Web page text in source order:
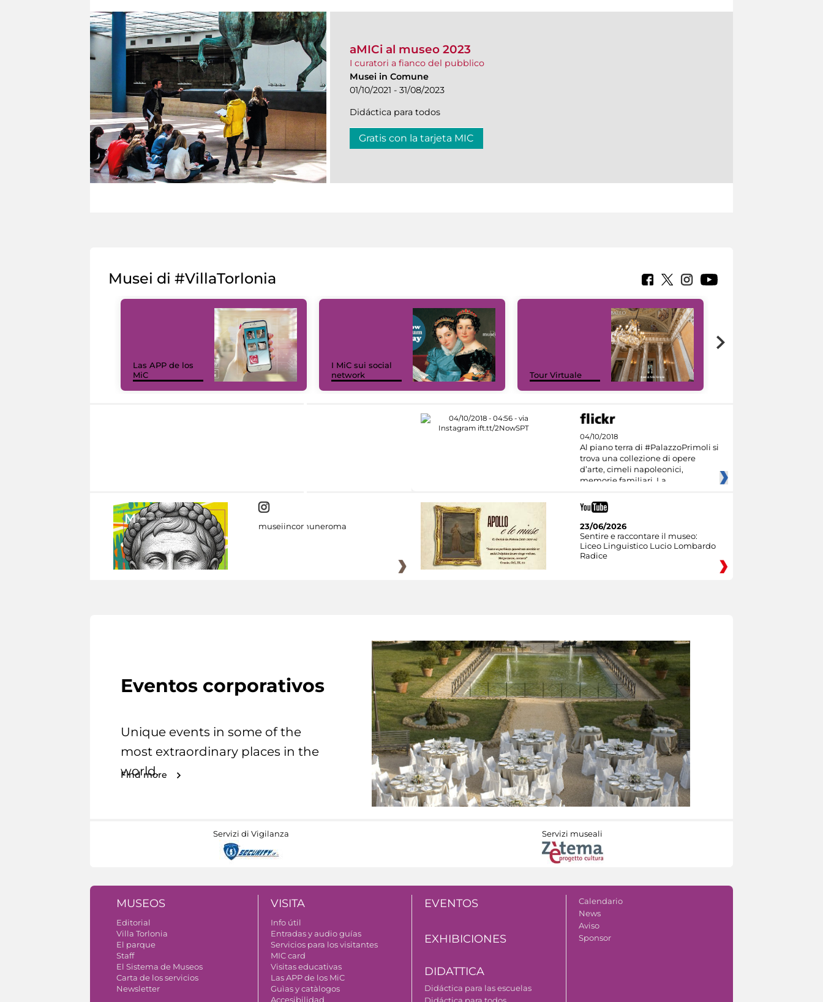
aMICi al museo 2023
I curatori a fianco del pubblico
Musei in Comune
01/10/2021 - 31/08/2023
Didáctica para todos
Gratis con la tarjeta MIC
Musei di #VillaTorlonia
Las APP de los
MiC
I MiC sui social
network
Tour Virtuale
04/10/2018
Al piano terra di #PalazzoPrimoli si
trova una collezione di opere
d’arte, cimeli napoleonici,
memorie familiari. La
museiincomuneroma
23/06/2026
Sentire e raccontare il museo:
Liceo Linguistico Lucio Lombardo
Radice
Eventos corporativos
Unique events in some of the
most extraordinary places in the
world.
Find more
Servizi di Vigilanza Servizi museali
MUSEOS
Editorial
Villa Torlonia
El parque
Staff
El Sistema de Museos
Carta de los servicios
Newsletter
VISITA
Info útil
Entradas y audio guías
Servicios para los visitantes
MIC card
Visitas educativas
Las APP de los MiC
Guìas y catàlogos
Accesibilidad
EVENTOS
EXHIBICIONES
DIDATTICA
Didáctica para las escuelas
Didáctica para todos
Calendario
News
Aviso
Sponsor